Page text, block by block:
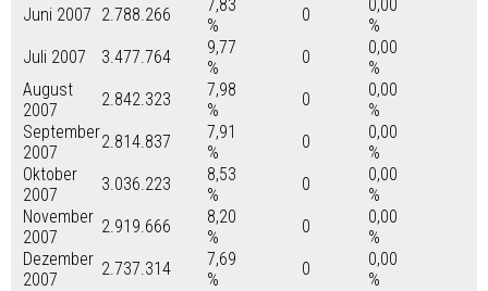
Juni 2007 2.788.266
7,83
%
0
0,00
%
Juli 2007
3.477.764
9,77
%
0
0,00
%
August
2007
2.842.323
7,98
%
0
0,00
%
September
2007
2.814.837
7,91
%
0
0,00
%
Oktober
2007
3.036.223
8,53
%
0
0,00
%
November
2007
2.919.666
8,20
%
0
0,00
%
Dezember
2007
2.737.314
7,69
%
0
0,00
%